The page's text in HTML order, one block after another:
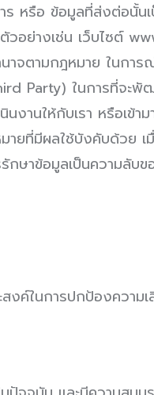
ร หรือ ข้อมูลที่ส่งต่อนั้น
อย่างเช่น เว็บไซต์
จตามกฎหมาย ในกา
Party) ในการที่จะ
านให้กับเรา หรือเข้า
ที่มีผลใช้บังคับด้วย เ
ษาข้อมูลเป็นความลับข
ค์ในการปกป้องความ